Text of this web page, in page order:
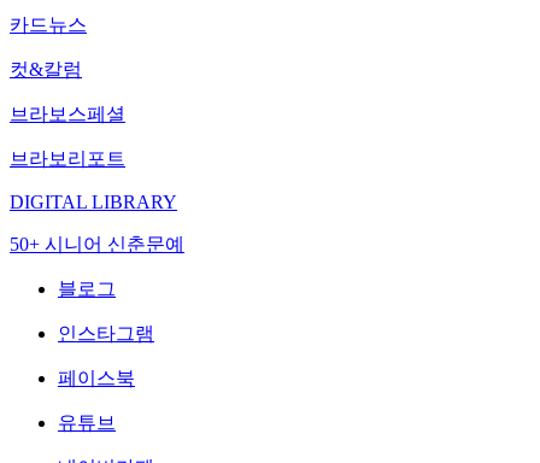
카드뉴스
컷&칼럼
브라보스페셜
브라보리포트
DIGITAL LIBRARY
50+ 시니어 신춘문예
블로그
인스타그램
페이스북
유튜브